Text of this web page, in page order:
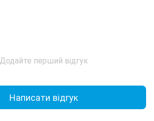
Додайте перший відгук
Написати відгук